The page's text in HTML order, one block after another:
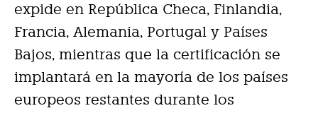
expide en República Checa, Finlandia,
Francia, Alemania, Portugal y Países
Bajos, mientras que la certificación se
implantará en la mayoría de los países
europeos restantes durante los